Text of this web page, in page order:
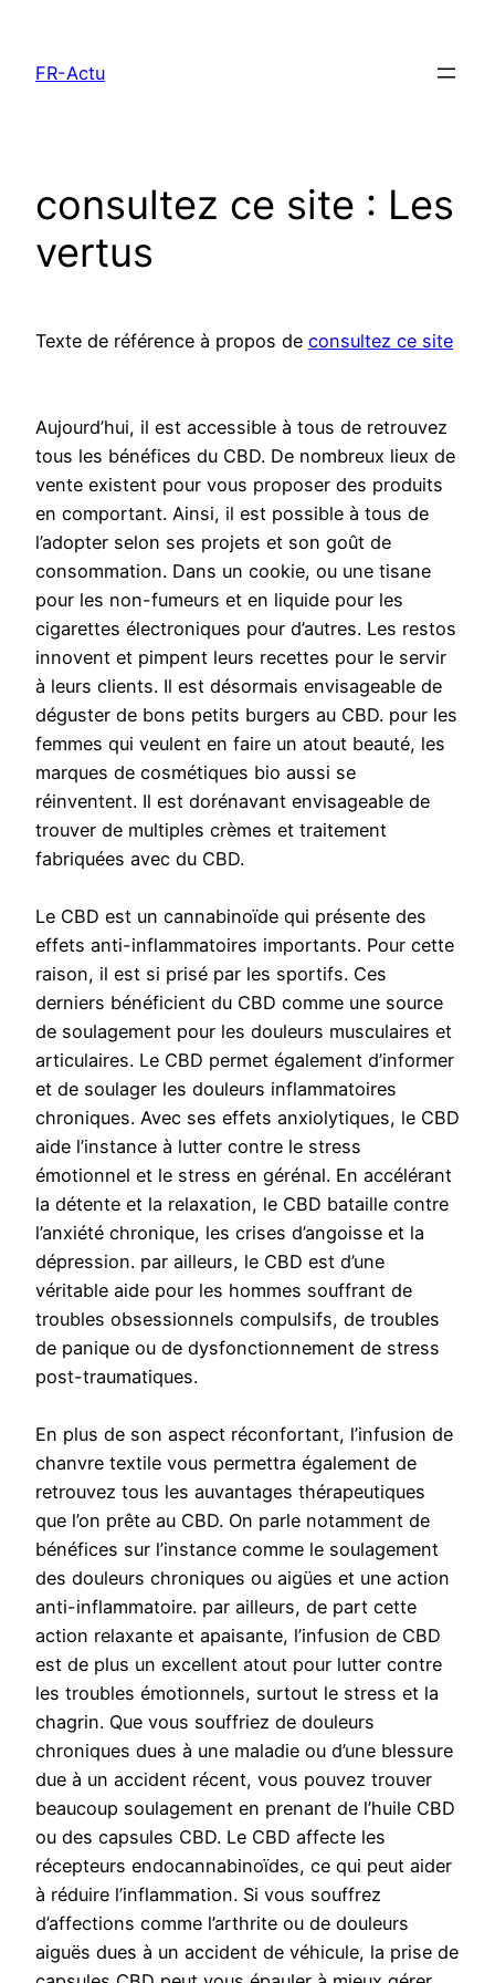
contenu
FR-Actu
consultez ce site : Les
vertus
Texte de référence à propos de consultez ce site
Aujourd’hui, il est accessible à tous de retrouvez
tous les bénéfices du CBD. De nombreux lieux de
vente existent pour vous proposer des produits
en comportant. Ainsi, il est possible à tous de
l’adopter selon ses projets et son goût de
consommation. Dans un cookie, ou une tisane
pour les non-fumeurs et en liquide pour les
cigarettes électroniques pour d’autres. Les restos
innovent et pimpent leurs recettes pour le servir
à leurs clients. Il est désormais envisageable de
déguster de bons petits burgers au CBD. pour les
femmes qui veulent en faire un atout beauté, les
marques de cosmétiques bio aussi se
réinventent. Il est dorénavant envisageable de
trouver de multiples crèmes et traitement
fabriquées avec du CBD.
Le CBD est un cannabinoïde qui présente des
effets anti-inflammatoires importants. Pour cette
raison, il est si prisé par les sportifs. Ces
derniers bénéficient du CBD comme une source
de soulagement pour les douleurs musculaires et
articulaires. Le CBD permet également d’informer
et de soulager les douleurs inflammatoires
chroniques. Avec ses effets anxiolytiques, le CBD
aide l’instance à lutter contre le stress
émotionnel et le stress en gérénal. En accélérant
la détente et la relaxation, le CBD bataille contre
l’anxiété chronique, les crises d’angoisse et la
dépression. par ailleurs, le CBD est d’une
véritable aide pour les hommes souffrant de
troubles obsessionnels compulsifs, de troubles
de panique ou de dysfonctionnement de stress
post-traumatiques.
En plus de son aspect réconfortant, l’infusion de
chanvre textile vous permettra également de
retrouvez tous les auvantages thérapeutiques
que l’on prête au CBD. On parle notamment de
bénéfices sur l’instance comme le soulagement
des douleurs chroniques ou aigües et une action
anti-inflammatoire. par ailleurs, de part cette
action relaxante et apaisante, l’infusion de CBD
est de plus un excellent atout pour lutter contre
les troubles émotionnels, surtout le stress et la
chagrin. Que vous souffriez de douleurs
chroniques dues à une maladie ou d’une blessure
due à un accident récent, vous pouvez trouver
beaucoup soulagement en prenant de l’huile CBD
ou des capsules CBD. Le CBD affecte les
récepteurs endocannabinoïdes, ce qui peut aider
à réduire l’inflammation. Si vous souffrez
d’affections comme l’arthrite ou de douleurs
aiguës dues à un accident de véhicule, la prise de